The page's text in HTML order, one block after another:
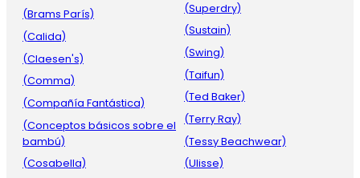
(Brams París)
(Calida)
(Claesen's)
(Comma)
(Compañía Fantástica)
(Conceptos básicos sobre el
bambú)
(Cosabella)
(Superdry)
(Sustain)
(Swing)
(Taifun)
(Ted Baker)
(Terry Ray)
(Tessy Beachwear)
(Ulisse)